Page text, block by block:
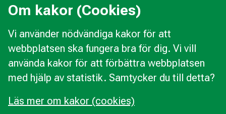
Om kakor (Cookies)
Vi använder nödvändiga kakor för att
webbplatsen ska fungera bra för dig. Vi vill
använda kakor för att förbättra webbplatsen
med hjälp av statistik. Samtycker du till detta?
Läs mer om kakor (cookies)
Kommunal budget- och skuldrådgivning
Om webbplatsen
Behandling av personuppgifter